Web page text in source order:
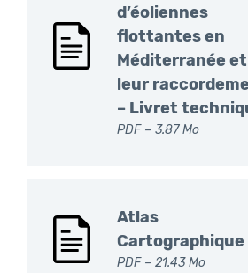
d’éoliennes
flottantes en
Méditerranée et
leur
– Livret
PDF– 3.87 Mo
Atlas
Cartographique
PDF– 21.43 Mo